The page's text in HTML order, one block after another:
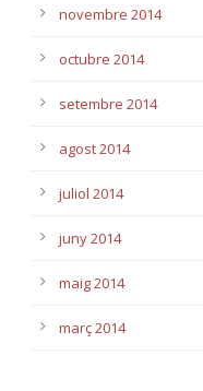
novembre 2014
octubre 2014
setembre 2014
agost 2014
juliol 2014
juny 2014
maig 2014
març 2014